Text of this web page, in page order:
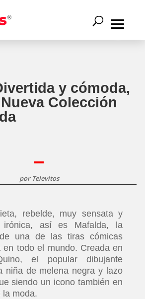
y cómoda,
Colección
por Televitos
rebelde, muy sensata y
irónica, así es Mafalda, la
una de las tiras cómicas
en todo el mundo. Creada en
el popular dibujante
niña de melena negra y lazo
siendo un icono también en
la moda.